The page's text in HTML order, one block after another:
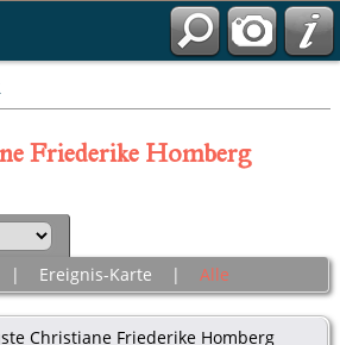
Friederike Homberg
| Ereignis-Karte | Alle
Christiane Friederike Homberg